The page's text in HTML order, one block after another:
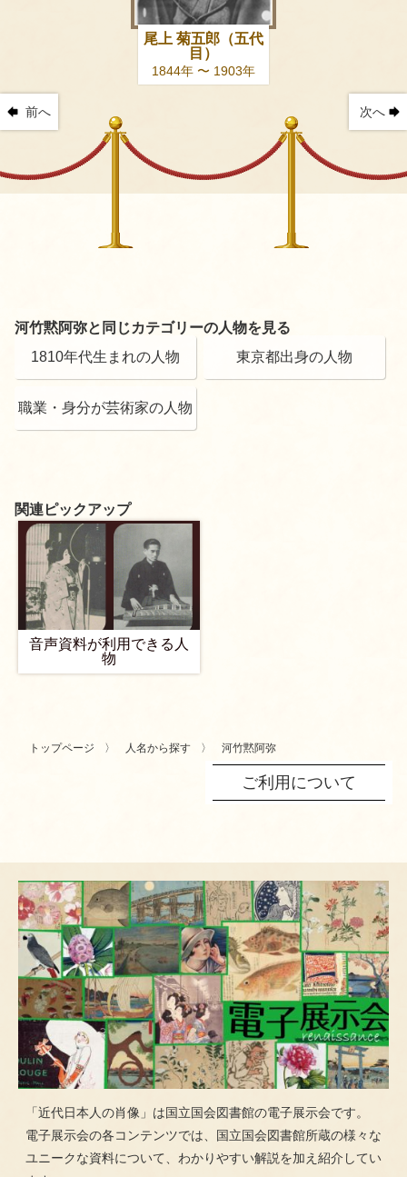
前へ
尾上 菊五郎（五代
目）
1844年 〜 1903年
次へ
河竹黙阿弥と同じカテゴリーの人物を見る
1810年代生まれの人物
東京都出身の人物
職業・身分が芸術家の人物
関連ピックアップ
音声資料が利用できる人
物
トップページ 人名から探す 河竹黙阿弥
ご利用について
「近代日本人の肖像」は国立国会図書館の電子展示会です。
電子展示会の各コンテンツでは、国立国会図書館所蔵の様々な
ユニークな資料について、わかりやすい解説を加え紹介してい